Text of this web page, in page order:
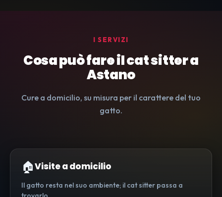
I SERVIZI
Cosa può fare il cat sitter a
Astano
Cure a domicilio, su misura per il carattere del tuo
gatto.
🏠Visite a domicilio
Il gatto resta nel suo ambiente; il cat sitter passa a